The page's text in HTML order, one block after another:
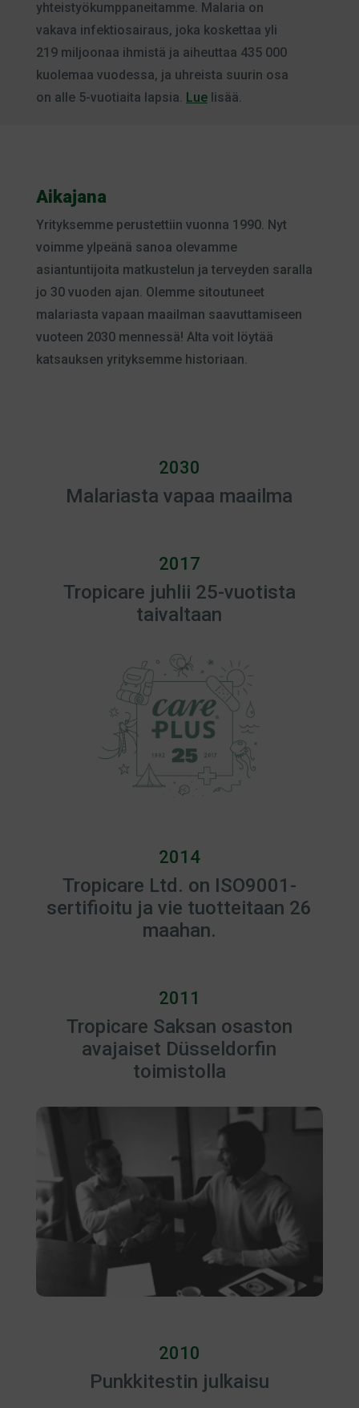
yhteistyökumppaneitamme. Malaria on
vakava infektiosairaus, joka koskettaa yli
219 miljoonaa ihmistä ja aiheuttaa 435 000
kuolemaa vuodessa, ja uhreista suurin osa
on alle 5-vuotiaita lapsia. Luelisää.
Aikajana
Yrityksemme perustettiin vuonna 1990. Nyt
voimme ylpeänä sanoa olevamme
asiantuntijoita matkustelun ja terveyden saralla
jo 30 vuoden ajan. Olemme sitoutuneet
malariasta vapaan maailman saavuttamiseen
vuoteen 2030 mennessä! Alta voit löytää
katsauksen yrityksemme historiaan.
2030
Malariasta vapaa maailma
2017
Tropicare juhlii 25-vuotista
taivaltaan
2014
Tropicare Ltd. on ISO9001-
sertifioitu ja vie tuotteitaan 26
maahan.
2011
Tropicare Saksan osaston
avajaiset Düsseldorfin
toimistolla
2010
Punkkitestin julkaisu